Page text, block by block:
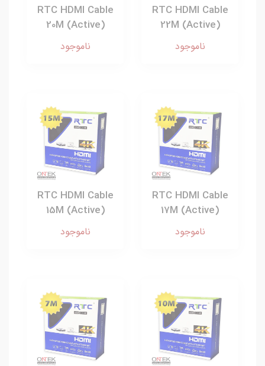
RTC HDMI Cable
22M (Active)
ناموجود
RTC HDMI Cable
20M (Active)
ناموجود
RTC HDMI Cable
17M (Active)
ناموجود
RTC HDMI Cable
15M (Active)
ناموجود